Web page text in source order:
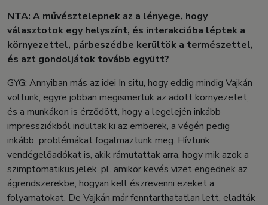
NTA: A művésztelepnek az a lényege, hogy
választotok egy helyszínt, és interakcióba léptek a
környezettel, párbeszédbe kerültök a természettel,
és azt gondoljátok tovább együtt?
GYG: Annyiban más az idei In situ, hogy eddig mindig Vajkán
voltunk, egyre jobban megismertük az adott környezetet,
és a munkákon is érződött, hogy a legelején inkább
impressziókból indultak ki az emberek, a végén pedig
inkább problémákat fogalmaztunk meg. Hívtunk
vendégelőadókat is, akik rámutattak arra, hogy mik azok a
szimptomatikus jelek, pl. amikor kevés vizet engednek az
ágrendszerekbe, hogyan kell észrevenni ezeket a
folyamatokat. De Vajkán már fenntarthatatlan lett, eladták